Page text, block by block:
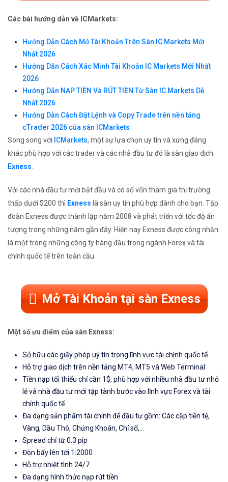
Các bài hướng dẫn về ICMarkets:
Hướng Dẫn Cách Mở Tài Khoản Trên Sàn IC Markets Mới
Nhất 2026
Hướng Dẫn Cách Xác Minh Tài Khoản IC Markets Mới Nhất
2026
Hướng Dẫn NẠP TIỀN Và RÚT TIỀN Từ Sàn IC Markets Dễ
Nhất 2026
Hướng Dẫn Cách Đặt Lệnh và Copy Trade trên nền tảng
cTrader 2026 của sàn ICMarkets
Song song với ICMarkets, một sự lựa chọn uy tín và xứng đáng
khác phù hợp với các trader và các nhà đầu tư đó là sàn giao dịch
Exness.
Với các nhà đầu tư mới bắt đầu và có số vốn tham gia thị trường
thấp dưới $200 thì Exness là sàn uy tín phù hợp dành cho bạn. Tập
đoàn Exness được thành lập năm 2008 và phát triển với tốc độ ấn
tượng trong những năm gần đây. Hiện nay Exness được công nhận
là một trong những công ty hàng đầu trong ngành Forex và tài
chính quốc tế trên toàn cầu.
Mở Tài Khoản tại sàn Exness
Một số ưu điểm của sàn Exness:
Sở hữu các giấy phép uý tín trong lĩnh vực tài chính quốc tế
Hỗ trợ giao dịch trên nền tảng MT4, MT5 và Web Terminal
Tiền nạp tối thiểu chỉ cần 1$, phù hợp với nhiều nhà đầu tư nhỏ
lẻ và nhà đầu tư mới tập tành bước vào lĩnh vực Forex và tài
chính quốc tế
Đa dạng sản phẩm tài chính để đầu tư gồm: Các cặp tiền tệ,
Vàng, Dầu Thô, Chứng Khoán, Chỉ số,...
Spread chỉ từ 0.3 pip
Đòn bẩy lên tới 1:2000
Hỗ trợ nhiệt tình 24/7
Đa dạng hình thức nạp rút tiền